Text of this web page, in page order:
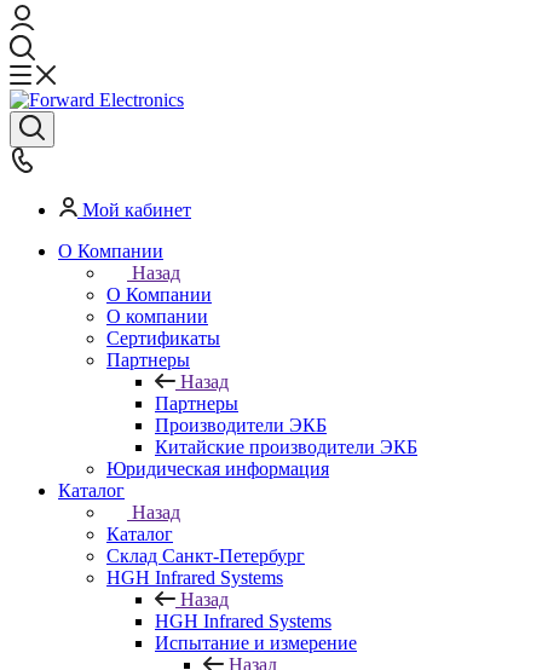
Мой кабинет
О Компании
Назад
О Компании
О компании
Сертификаты
Партнеры
Назад
Партнеры
Производители ЭКБ
Китайские производители ЭКБ
Юридическая информация
Каталог
Назад
Каталог
Cклад Санкт-Петербург
HGH Infrared Systems
Назад
HGH Infrared Systems
Испытание и измерение
Назад